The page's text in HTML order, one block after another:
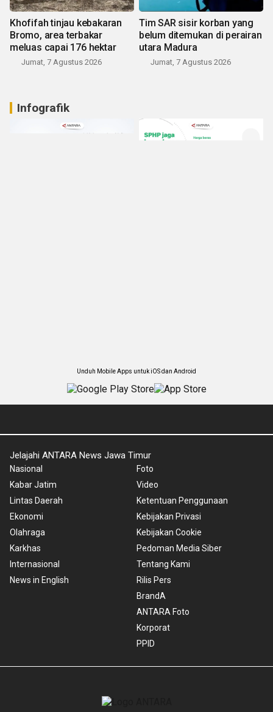
Khofifah tinjau kebakaran
Bromo, area terbakar
meluas capai 176 hektar
Jumat, 7 Agustus 2026
Tim SAR sisir korban yang
belum ditemukan di perairan
utara Madura
Jumat, 7 Agustus 2026
Infografik
Unduh Mobile Apps untuk iOS dan Android
Jelajahi ANTARA News Jawa Timur
Nasional
Kabar Jatim
Lintas Daerah
Ekonomi
Olahraga
Karkhas
Internasional
News in English
Foto
Video
Ketentuan Penggunaan
Kebijakan Privasi
Kebijakan Cookie
Pedoman Media Siber
Tentang Kami
Rilis Pers
BrandA
ANTARA Foto
Korporat
PPID